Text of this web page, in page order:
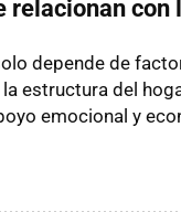
relacionan con
depende de
estructura del
emocional y